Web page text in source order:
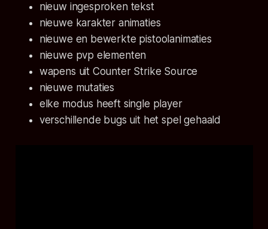
nieuw ingesproken tekst
nieuwe karakter animaties
nieuwe en bewerkte pistoolanimaties
nieuwe pvp elementen
wapens uit Counter Strike Source
nieuwe mutaties
elke modus heeft single player
verschillende bugs uit het spel gehaald